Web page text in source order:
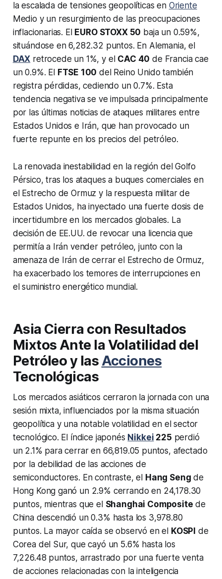
la escalada de tensiones geopolíticas en Oriente
Medio y un resurgimiento de las preocupaciones
inflacionarias. El EURO STOXX 50 baja un 0.59%,
situándose en 6,282.32 puntos. En Alemania, el
DAX retrocede un 1%, y el CAC 40 de Francia cae
un 0.9%. El FTSE 100 del Reino Unido también
registra pérdidas, cediendo un 0.7%. Esta
tendencia negativa se ve impulsada principalmente
por las últimas noticias de ataques militares entre
Estados Unidos e Irán, que han provocado un
fuerte repunte en los precios del petróleo.
La renovada inestabilidad en la región del Golfo
Pérsico, tras los ataques a buques comerciales en
el Estrecho de Ormuz y la respuesta militar de
Estados Unidos, ha inyectado una fuerte dosis de
incertidumbre en los mercados globales. La
decisión de EE.UU. de revocar una licencia que
permitía a Irán vender petróleo, junto con la
amenaza de Irán de cerrar el Estrecho de Ormuz,
ha exacerbado los temores de interrupciones en
el suministro energético mundial.
Asia Cierra con Resultados
Mixtos Ante la Volatilidad del
Petróleo y las Acciones
Tecnológicas
Los mercados asiáticos cerraron la jornada con una
sesión mixta, influenciados por la misma situación
geopolítica y una notable volatilidad en el sector
tecnológico. El índice japonés Nikkei 225 perdió
un 2.1% para cerrar en 66,819.05 puntos, afectado
por la debilidad de las acciones de
semiconductores. En contraste, el
Hang Seng de
Hong Kong ganó un 2.9% cerrando en 24,178.30
puntos, mientras que el Shanghai Composite de
China descendió un 0.3% hasta los 3,978.80
puntos. La mayor caída se observó en el
KOSPI de
Corea del Sur, que cayó un 5.6% hasta los
7,226.48 puntos, arrastrado por una fuerte venta
de acciones relacionadas con la inteligencia